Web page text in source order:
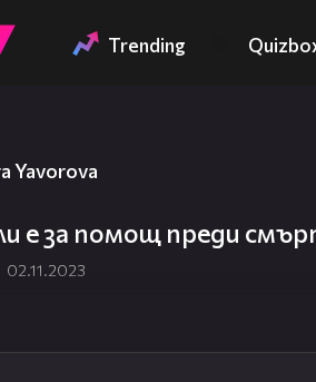
Trending
Yavorova
е за помощ преди
02.11.2023